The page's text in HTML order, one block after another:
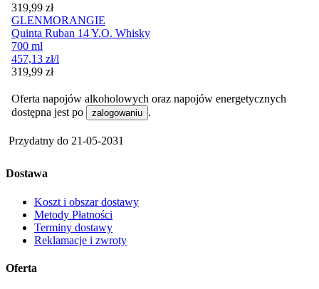
Cena
319,99 zł
GLENMORANGIE
Quinta Ruban 14 Y.O. Whisky
700 ml
457,13 zł/l
Cena
319,99 zł
Oferta napojów alkoholowych oraz napojów energetycznych
dostępna jest po
zalogowaniu .
Przydatny do 21-05-2031
Dostawa
Koszt i obszar dostawy
Metody Płatności
Terminy dostawy
Reklamacje i zwroty
Oferta